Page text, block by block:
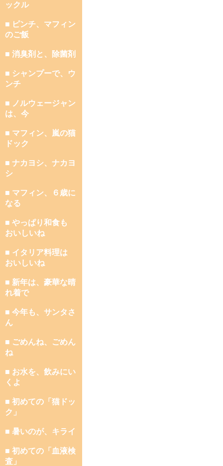
ックル
■ ピンチ、マフィン
のご飯
■ 消臭剤と、除菌剤
■ シャンプーで、ウ
ンチ
■ ノルウェージャン
は、今
■ マフィン、嵐の猫
ドック
■ ナカヨシ、ナカヨ
シ
■ マフィン、６歳に
なる
■ やっぱり和食も
おいしいね
■ イタリア料理は
おいしいね
■ 新年は、豪華な晴
れ着で
■ 今年も、サンタさ
ん
■ ごめんね、ごめん
ね
■ お水を、飲みにい
くよ
■ 初めての「猫ドッ
ク」
■ 暑いのが、キライ
■ 初めての「血液検
査」